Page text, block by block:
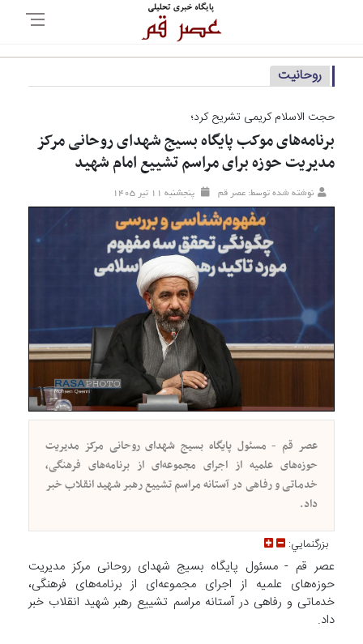
روحانیت
حجت الاسلام کریمی تشریح کرد؛
برنامه‌های موکب پایگاه بسیج شهدای روحانی مرکز
مدیریت حوزه برای مراسم تشییع امام شهید
نوشته شده توسط: عصر قم پنجشنبه ۱۱ تير ۱۴۰۵
عصر قم - مسئول پایگاه بسیج شهدای روحانی مرکز مدیریت
حوزه‌های علمیه از اجرای مجموعه‌ای از برنامه‌های فرهنگی،
خدماتی و رفاهی در آستانه مراسم تشییع رهبر شهید انقلاب خبر
داد.
بزرگنمايي:
عصر قم - مسئول پایگاه بسیج شهدای روحانی مرکز مدیریت
حوزه‌های علمیه از اجرای مجموعه‌ای از برنامه‌های فرهنگی،
خدماتی و رفاهی در آستانه مراسم تشییع رهبر شهید انقلاب خبر
داد.